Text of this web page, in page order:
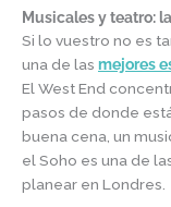
Musicales y teatro:
Si lo vuestro no es
una de las mejores
El West End
pasos de donde
buena cena, un
el Soho es una de
planear en Londres.